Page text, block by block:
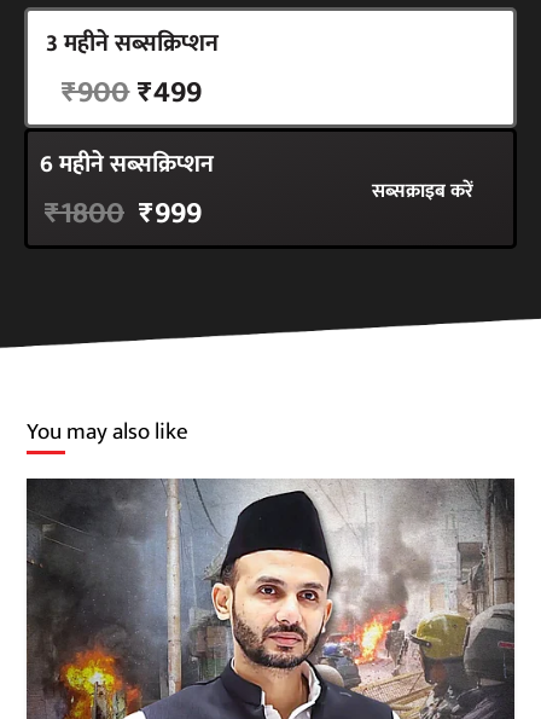
3 महीने सब्सक्रिप्शन
₹900₹499
6 महीने सब्सक्रिप्शन
₹1800 ₹999 सब्सक्राइब करें
You may also like